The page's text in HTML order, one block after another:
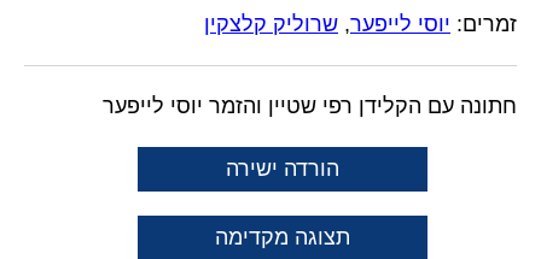
זמרים: יוסי לייפער, שרוליק קלצקין
חתונה עם הקלידן רפי שטיין והזמר יוסי לייפער
הורדה ישירה
תצוגה מקדימה